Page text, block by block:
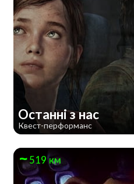
Останні з нас
Квест-перформанс
519 км